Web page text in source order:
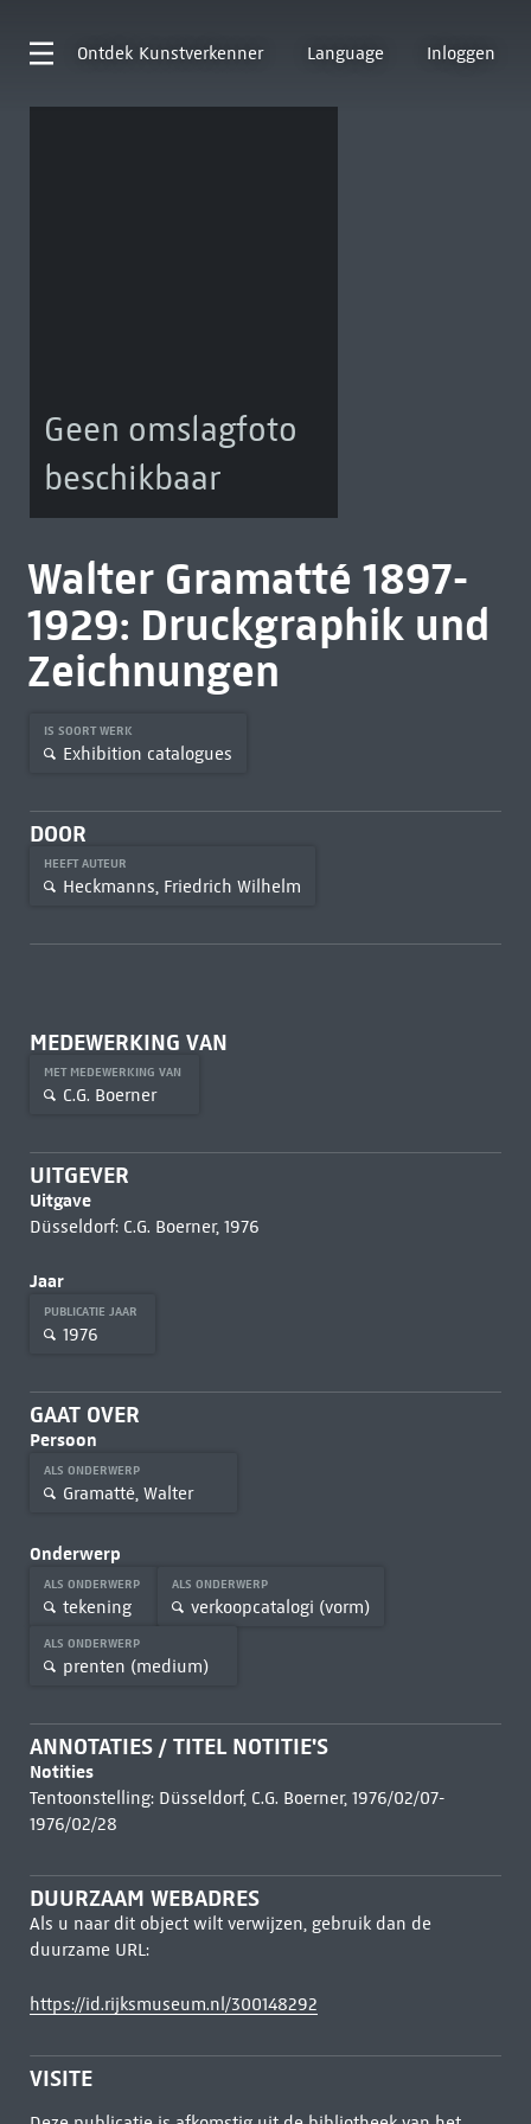
Ontdek Kunstverkenner Language Inloggen
Geen omslagfoto
beschikbaar
Walter Gramatté 1897-
1929: Druckgraphik und
Zeichnungen
IS SOORT WERK
Exhibition catalogues
DOOR
HEEFT AUTEUR
Heckmanns, Friedrich Wilhelm
MEDEWERKING VAN
MET MEDEWERKING VAN
C.G. Boerner
UITGEVER
Uitgave
Düsseldorf: C.G. Boerner, 1976
Jaar
PUBLICATIE JAAR
1976
GAAT OVER
Persoon
ALS ONDERWERP
Gramatté, Walter
Onderwerp
ALS ONDERWERP
tekening
ALS ONDERWERP
verkoopcatalogi (vorm)
ALS ONDERWERP
prenten (medium)
ANNOTATIES / TITEL NOTITIE'S
Notities
Tentoonstelling: Düsseldorf, C.G. Boerner, 1976/02/07-
1976/02/28
DUURZAAM WEBADRES
Als u naar dit object wilt verwijzen, gebruik dan de
duurzame URL:
https://id.rijksmuseum.nl/300148292
VISITE